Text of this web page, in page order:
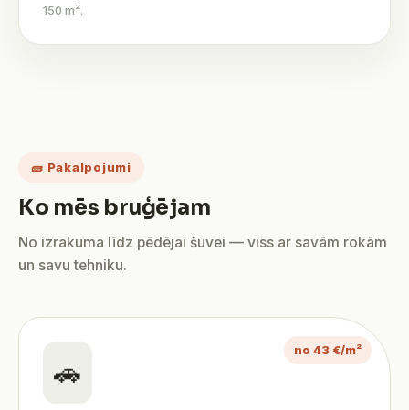
150 m².
🧱 Pakalpojumi
Ko mēs bruģējam
No izrakuma līdz pēdējai šuvei — viss ar savām rokām
un savu tehniku.
no 43 €/m²
🚗